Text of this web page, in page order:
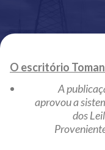
O escritório
A
aprovou a
dos